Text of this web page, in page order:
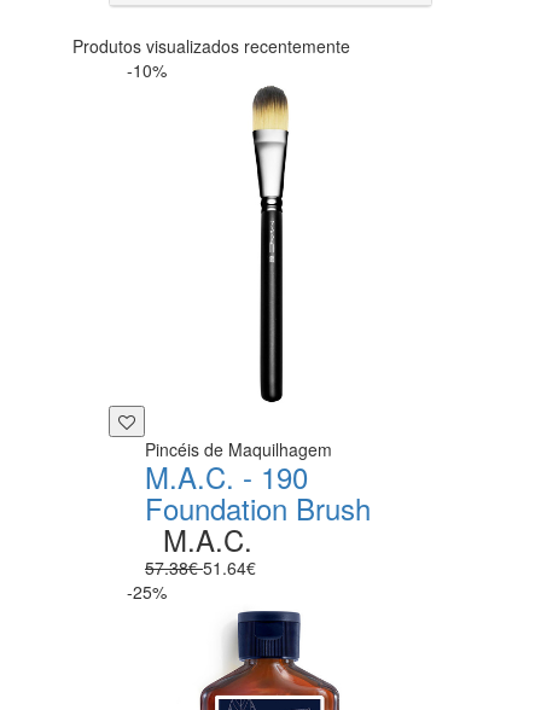
Produtos visualizados recentemente
-10%
Pincéis de Maquilhagem
M.A.C. - 190
Foundation Brush
M.A.C.
57.38€51.64€
-25%